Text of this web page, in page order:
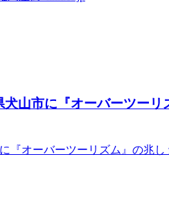
山市に『オーバーツーリ
オーバーツーリズム』の兆し